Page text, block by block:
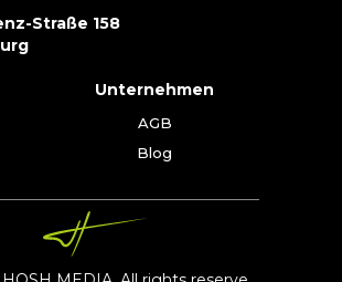
Straße 158
Unternehmen
AGB
Blog